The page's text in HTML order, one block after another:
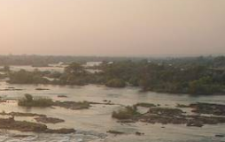
survoler les éléphants en avion-